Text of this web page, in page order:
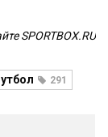
SPORTBOX.RU
291